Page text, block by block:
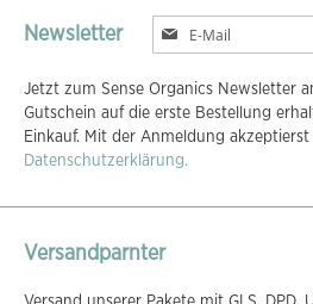
Newsletter
Melden
Sie
für
unseren
Newsletter
an:
Jetzt zum Sense Organics Newsletter
Gutschein auf die erste Bestellung
Einkauf. Mit der Anmeldung
Datenschutzerklärung.
Versandparnter